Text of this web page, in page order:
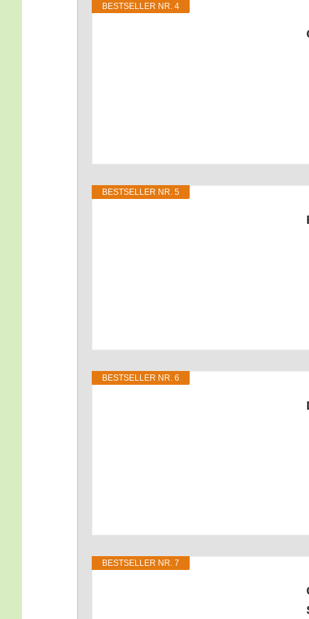
BEST­SEL­LER NR. 4
BEST­SEL­LER NR. 5
BEST­SEL­LER NR. 6
BEST­SEL­LER NR. 7